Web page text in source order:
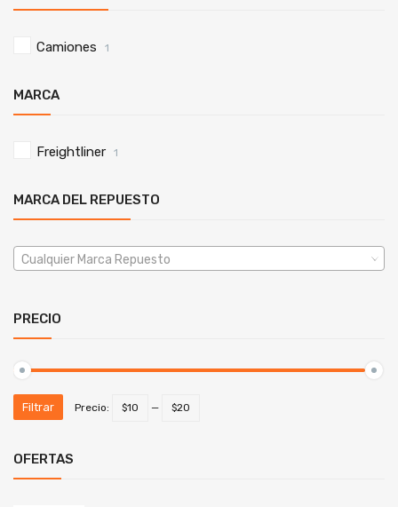
Camiones 1
MARCA
Freightliner 1
MARCA DEL REPUESTO
Cualquier Marca Repuesto
PRECIO
Filtrar Precio: $10 — $20
OFERTAS